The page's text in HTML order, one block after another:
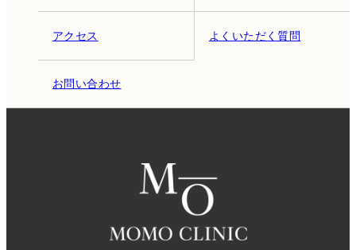
アクセス よくいただく質問
お問い合わせ